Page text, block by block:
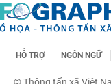
HỖ TRỢ NGÔN NGỮ